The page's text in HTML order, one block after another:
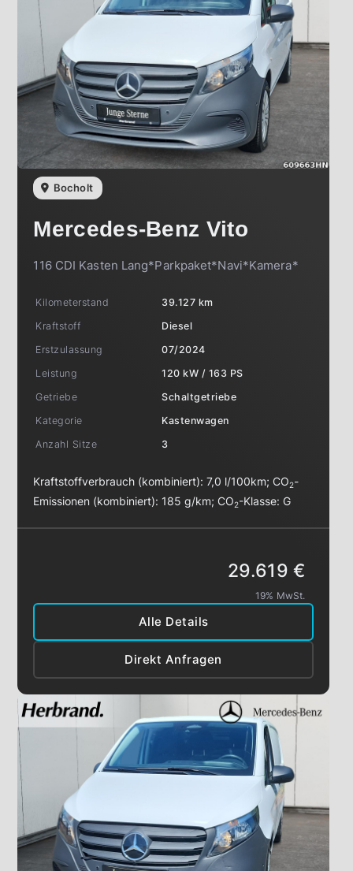
Bocholt
Mercedes-Benz Vito
116 CDI Kasten Lang*Parkpaket*Navi*Kamera*
Kilometerstand
39.127 km
Kraftstoff
Diesel
Erstzulassung
07/2024
Leistung
120 kW / 163 PS
Getriebe
Schaltgetriebe
Kategorie
Kastenwagen
Anzahl Sitze
3
Kraftstoffverbrauch (kombiniert):7,0 l/100km;CO2-
Emissionen (kombiniert): 185 g/km;CO2-Klasse:G
Alle Details
Direkt Anfragen
29.619 €
19% MwSt.